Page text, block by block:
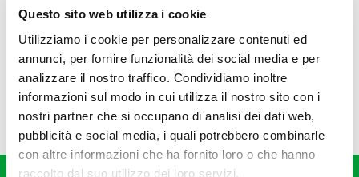
Questo sito web utilizza i cookie
Utilizziamo i cookie per personalizzare contenuti ed
annunci, per fornire funzionalità dei social media e per
analizzare il nostro traffico. Condividiamo inoltre
informazioni sul modo in cui utilizza il nostro sito con i
nostri partner che si occupano di analisi dei dati web,
pubblicità e social media, i quali potrebbero combinarle
con altre informazioni che ha fornito loro o che hanno
raccolto dal suo utilizzo dei loro servizi.